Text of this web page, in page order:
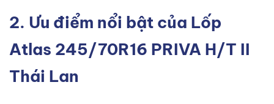
2. Ưu điểm nổi bật của Lốp
Atlas 245/70R16 PRIVA H/T II
Thái Lan